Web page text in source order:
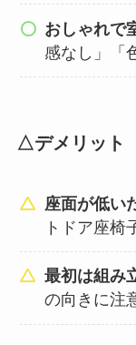
おしゃれで
感なし」「
△デメリット
座面が低い
トドア座椅
最初は組み
の向きに注